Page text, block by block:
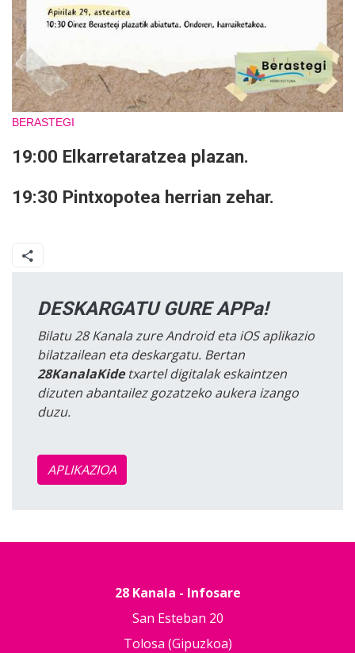
BERASTEGI
19:00 Elkarretaratzea plazan.
19:30 Pintxopotea herrian zehar.
DESKARGATU GURE APPa!
Bilatu 28 Kanala zure Android eta iOS aplikazio
bilatzailean eta deskargatu. Bertan
28KanalaKidetxartel digitalak eskaintzen
dizuten abantailez gozatzeko aukera izango
duzu.
APLIKAZIOA
28 Kanala - Infosare
San Esteban 20
Tolosa (Gipuzkoa)